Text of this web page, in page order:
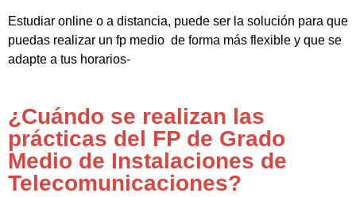
Estudiar online o a distancia, puede ser la solución para que
puedas realizar un fp medio de forma más flexible y que se
adapte a tus horarios-
¿Cuándo se realizan las
prácticas del FP de Grado
Medio de Instalaciones de
Telecomunicaciones?